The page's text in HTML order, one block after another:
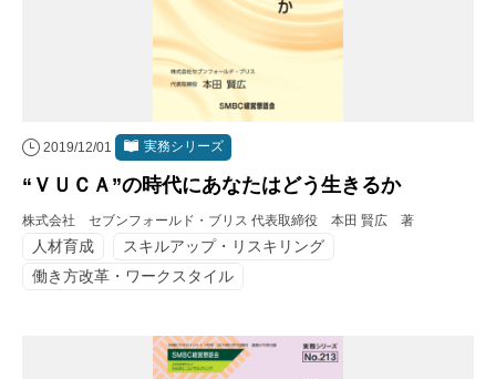
2019/12/01 実務シリーズ
“ＶＵＣＡ”の時代にあなたはどう生きるか
株式会社 セブンフォールド・ブリス 代表取締役 本田 賢広 著
人材育成
スキルアップ・リスキリング
働き方改革・ワークスタイル